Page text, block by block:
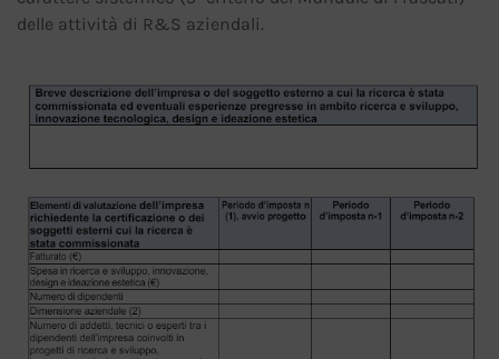
delle attività di R&S aziendali.